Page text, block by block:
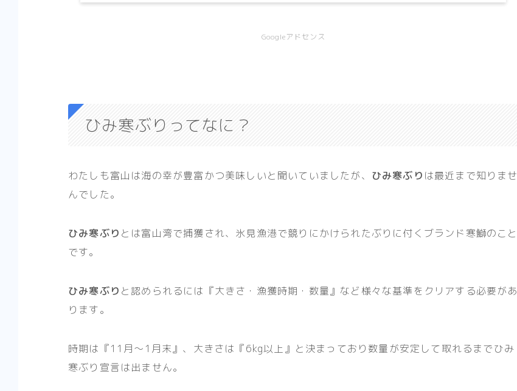
Googleアドセンス
ひみ寒ぶりってなに？
わたしも富山は海の幸が豊富かつ美味しいと聞いていましたが、 ひみ寒ぶり は最近まで知りませ
んでした。
ひみ寒ぶり とは富山湾で捕獲され、氷見漁港で競りにかけられたぶりに付く ブランド寒鰤のこと
です。
ひみ寒ぶり と認められるには 『大きさ・漁獲時期・数量』 など様々な基準をクリアする必要があ
ります。
時期は『11月〜1月末』、大きさは『6kg以上』と決まっており数量が安定して取れるまでひみ
寒ぶり宣言は出ません。